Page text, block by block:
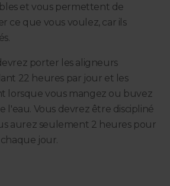
et vous permettent de
ce que vous voulez, car ils
porter les aligneurs
22 heures par jour et les
lorsque vous mangez ou buvez
l'eau. Vous devrez être discipliné
aurez seulement 2 heures pour
jour.